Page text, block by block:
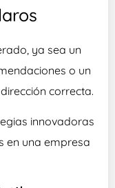
ya sea un
o un
correcta.
innovadoras
en una empresa